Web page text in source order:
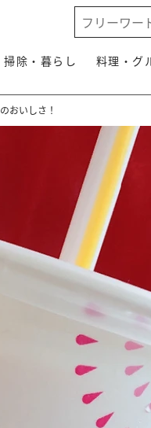
掃除・暮らし 料理・グ
おいしさ！